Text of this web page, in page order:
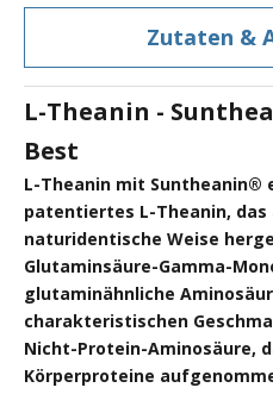
Zutaten &
L-Theanin -
Best
L-Theanin mit Suntheanin®
patentiertes L-Theanin,
naturidentische Weise
Glutaminsäure-Gamma-
glutaminähnliche
charakteristischen
Nicht-Protein-Aminosäure,
Körperproteine